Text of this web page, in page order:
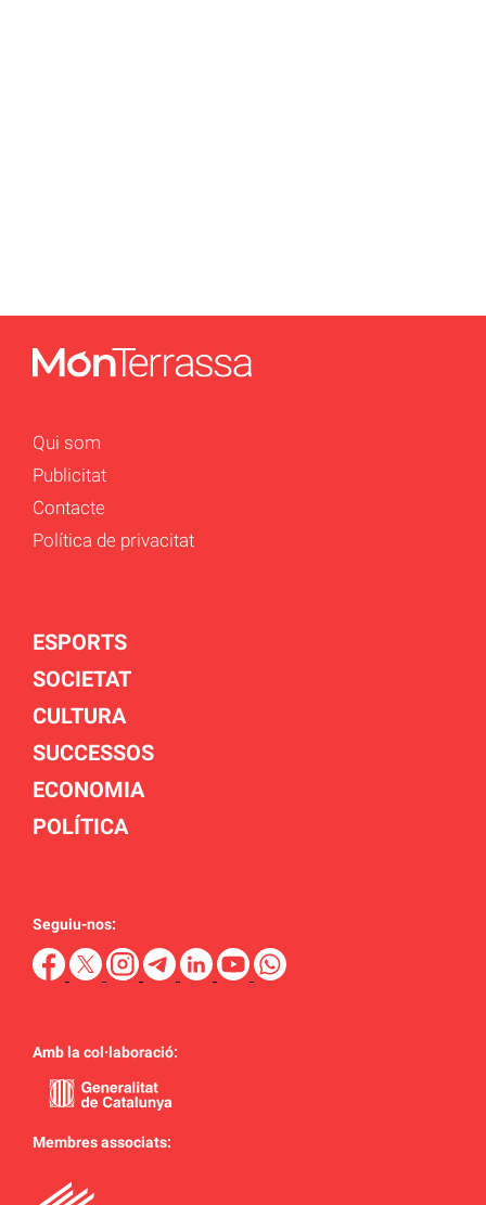
Qui som
Publicitat
Contacte
Política de privacitat
ESPORTS
SOCIETAT
CULTURA
SUCCESSOS
ECONOMIA
POLÍTICA
Seguiu-nos:
Amb la col·laboració:
Membres associats: